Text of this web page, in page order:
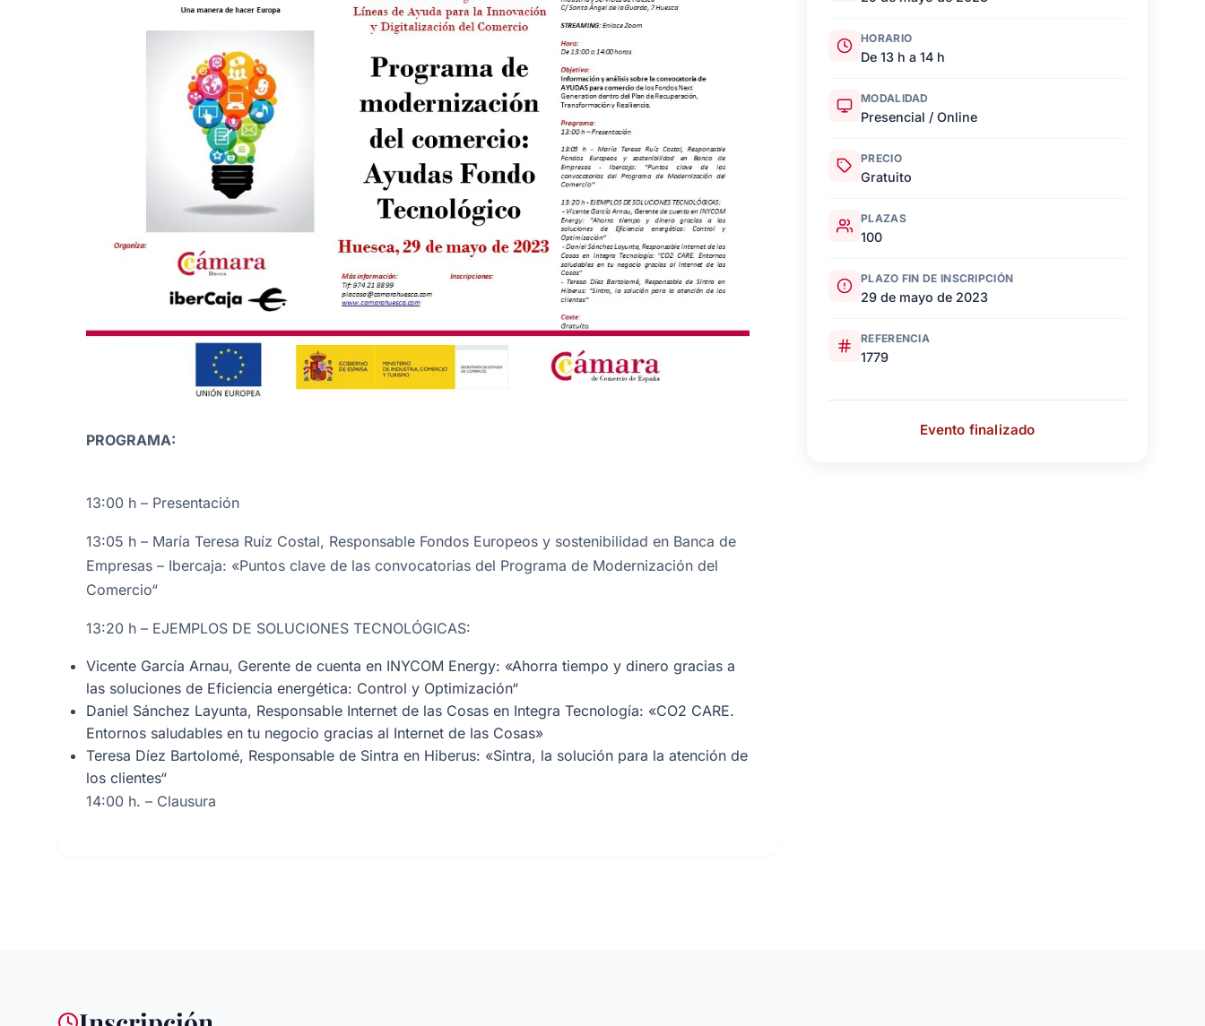
PROGRAMA:
13:00 h – Presentación
13:05 h – María Teresa Ruíz Costal, Responsable Fondos Europeos y sostenibilidad en Banca de
Empresas – Ibercaja: «Puntos clave de las convocatorias del Programa de Modernización del
Comercio“
13:20 h – EJEMPLOS DE SOLUCIONES TECNOLÓGICAS:
Vicente García Arnau, Gerente de cuenta en INYCOM Energy: «Ahorra tiempo y dinero gracias a
las soluciones de Eficiencia energética: Control y Optimización“
Daniel Sánchez Layunta, Responsable Internet de las Cosas en Integra Tecnología: «CO2 CARE.
Entornos saludables en tu negocio gracias al Internet de las Cosas»
Teresa Díez Bartolomé, Responsable de Sintra en Hiberus: «Sintra, la solución para la atención de
los clientes“
14:00 h. – Clausura
HORARIO
De 13 h a 14 h
MODALIDAD
Presencial / Online
PRECIO
Gratuito
PLAZAS
100
PLAZO FIN DE INSCRIPCIÓN
29 de mayo de 2023
REFERENCIA
1779
Evento finalizado